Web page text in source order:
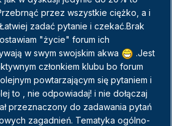
przez wszystkie ciężko, a i
zadać pytanie i czekać.Brak
"życie" forum ich
w swym swojskim akwa
.Jest
członkiem klubu bo forum
powtarzającym się pytaniem i
to , nie odpowiadaj! i nie dołączaj
przeznaczony do zadawania pytań
zagadnień. Tematyka ogólno-